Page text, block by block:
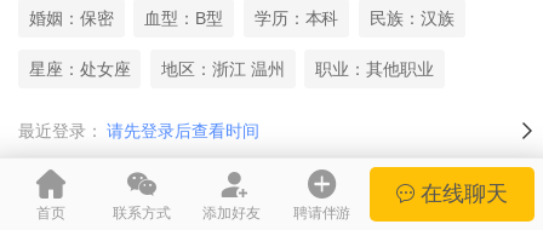
婚姻：保密 血型：B型 学历：本科 民族：汉族
星座：处女座 地区：浙江 温州 职业：其他职业
最近登录： 请先登录后查看时间
兴趣爱好： 唱歌 旅游 美食 汽车
首页 联系方式 添加好友 聘请伴游
在线聊天